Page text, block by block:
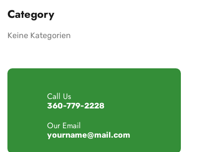
Category
Keine Kategorien
Call Us
360-779-2228
Our Email
yourname@mail.com